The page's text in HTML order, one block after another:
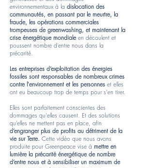
environnementaux à la dislocation des
communautés, en passant par le meurtre, la
fraude, les opérations commerciales
trompeuses de greenwashing, et maintenant la
crise énergétique mondiale en découlent et
poussent nombre d’entre nous dans la
précarité.
Les entreprises d’exploitation des énergies
fossiles sont responsables de nombreux crimes
contre l'environnement et les personnes et elles
ont eu beaucoup trop de temps pour s'en tirer.
Elles sont parfaitement conscientes des
dommages qu'elles causent. Et des solutions
qu’elles ne mettent pas en place, afin
d’engranger plus de profits au détriment de la
vie sur Terre. Cette vidéo que nous avons
produite pour Greenpeace vise à mettre en
lumière la précarité énergétique de nombre
d’entre nous et à sensibiliser un maximum de